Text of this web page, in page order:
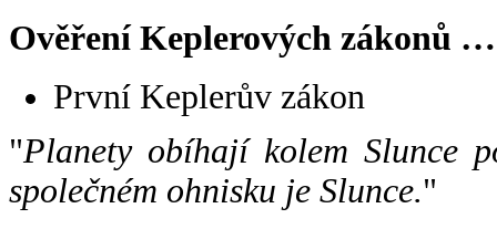
Ověření Keplerových zákonů …
První Keplerův zákon
"Planety obíhají kolem Slunce
společném ohnisku je Slunce."